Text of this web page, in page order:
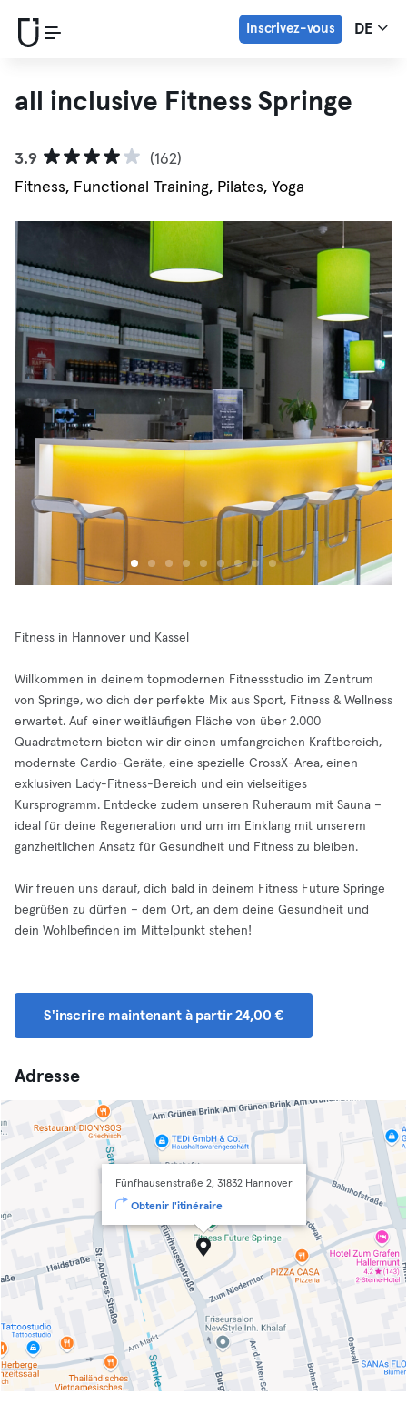
Inscrivez-vous DE
all inclusive Fitness Springe
3.9
(162)
Fitness, Functional Training, Pilates, Yoga
Fitness in Hannover und Kassel
Willkommen in deinem topmodernen Fitnessstudio im Zentrum
von Springe, wo dich der perfekte Mix aus Sport, Fitness & Wellness
erwartet. Auf einer weitläufigen Fläche von über 2.000
Quadratmetern bieten wir dir einen umfangreichen Kraftbereich,
modernste Cardio-Geräte, eine spezielle CrossX-Area, einen
exklusiven Lady-Fitness-Bereich und ein vielseitiges
Kursprogramm. Entdecke zudem unseren Ruheraum mit Sauna –
ideal für deine Regeneration und um im Einklang mit unserem
ganzheitlichen Ansatz für Gesundheit und Fitness zu bleiben.
Wir freuen uns darauf, dich bald in deinem Fitness Future Springe
begrüßen zu dürfen – dem Ort, an dem deine Gesundheit und
dein Wohlbefinden im Mittelpunkt stehen!
S'inscrire maintenant à partir 24,00 €
Adresse
Fünfhausenstraße 2, 31832 Hannover
Obtenir l'itinéraire